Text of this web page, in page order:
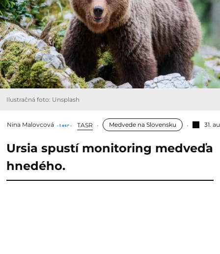
Ilustračná foto: Unsplash
Nina Malovcová TASR Medvede na Slovensku 31.
Ursia spustí monitoring medveďa
hnedého.